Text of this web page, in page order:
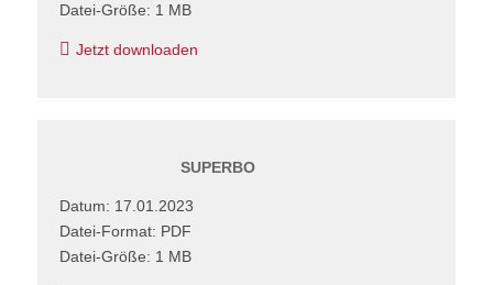
Datei-Größe: 1 MB
Jetzt downloaden
SUPERBO
Datum: 17.01.2023
Datei-Format: PDF
Datei-Größe: 1 MB